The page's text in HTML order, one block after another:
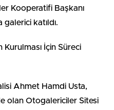
Kooperatifi Başkanı
katıldı.
Kurulması İçin Süreci
Ahmet Hamdi Usta,
olan Otogalericiler Sitesi